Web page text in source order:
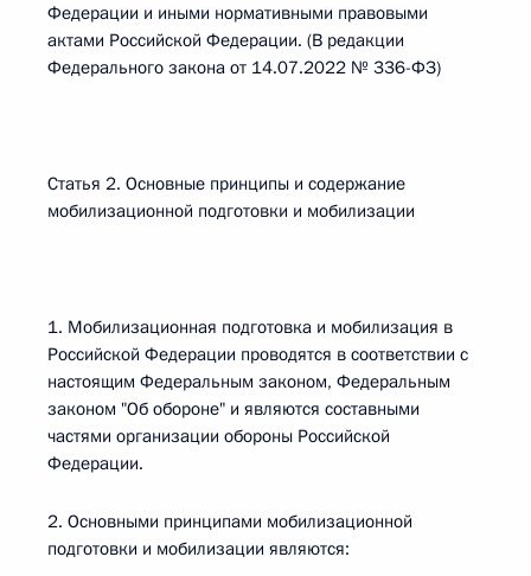
Федерации и иными нормативными правовыми
актами Российской Федерации. (В редакции
Федерального закона от 14.07.2022 № 336-ФЗ)
Статья 2. Основные принципы и содержание
мобилизационной подготовки и мобилизации
1. Мобилизационная подготовка и мобилизация в
Российской Федерации проводятся в соответствии с
настоящим Федеральным законом, Федеральным
законом "Об обороне" и являются составными
частями организации обороны Российской
Федерации.
2. Основными принципами мобилизационной
подготовки и мобилизации являются: